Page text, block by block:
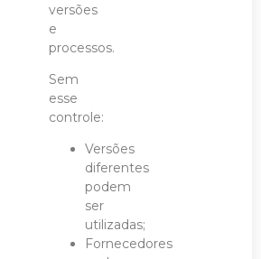
versões
e
processos.
Sem
esse
controle:
Versões
diferentes
podem
ser
utilizadas;
Fornecedores